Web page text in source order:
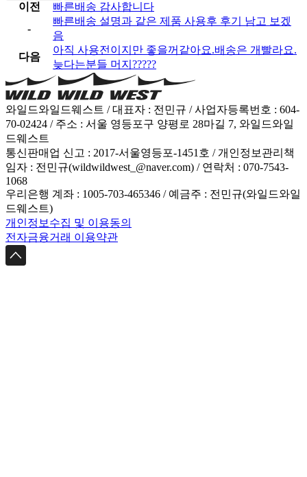
이전
빠른배송 감사합니다
-
빠른배송 설명과 같은 제품 사용후 후기 남고 보겠
음
다음
아직 사용전이지만 좋을꺼같아요.배송은 개빨라요.
늦다는분들 머지?????
와일드와일드웨스트 / 대표자 : 전민규 / 사업자등록번호 : 604-
70-02424 / 주소 : 서울 영등포구 양평로 28마길 7, 와일드와일
드웨스트
통신판매업 신고 : 2017-서울영등포-1451호 / 개인정보관리책
임자 : 전민규(wildwildwest_@naver.com) / 연락처 : 070-7543-
1068
우리은행 계좌 : 1005-703-465346 / 예금주 : 전민규(와일드와일
드웨스트)
개인정보수집 및 이용동의
전자금융거래 이용약관